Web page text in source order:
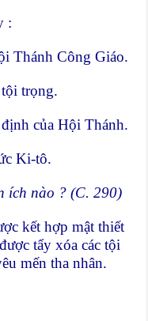
:
Thánh Công Giáo.
trọng.
của Hội Thánh.
Ki-tô.
ích nào ? (C. 290)
kết hợp mật thiết
tẩy xóa các tội
mến tha nhân.